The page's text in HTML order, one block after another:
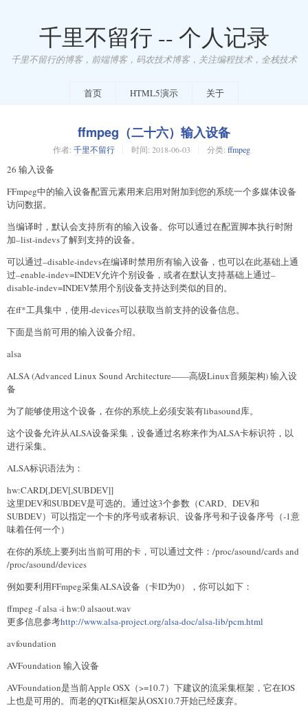
千里不留行 -- 个人记录
千里不留行的博客，前端博客，码农技术博客，关注编程技术，全栈技术
首页 HTML5演示 关于
ffmpeg（二十六）输入设备
作者: 千里不留行 时间: 2018-06-03 分类: ffmpeg
26 输入设备
FFmpeg中的输入设备配置元素用来启用对附加到您的系统一个多媒体设备
访问数据。
当编译时，默认会支持所有的输入设备。你可以通过在配置脚本执行时附
加–list-indevs了解到支持的设备。
可以通过–disable-indevs在编译时禁用所有输入设备，也可以在此基础上通
过–enable-indev=INDEV允许个别设备，或者在默认支持基础上通过–
disable-indev=INDEV禁用个别设备支持达到类似的目的。
在ff*工具集中，使用-devices可以获取当前支持的设备信息。
下面是当前可用的输入设备介绍。
alsa
ALSA (Advanced Linux Sound Architecture——高级Linux音频架构) 输入设
备
为了能够使用这个设备，在你的系统上必须安装有libasound库。
这个设备允许从ALSA设备采集，设备通过名称来作为ALSA卡标识符，以
进行采集。
ALSA标识语法为：
hw:CARD[,DEV[,SUBDEV]]
这里DEV和SUBDEV是可选的。通过这3个参数（CARD、DEV和
SUBDEV）可以指定一个卡的序号或者标识、设备序号和子设备序号（-1意
味着任何一个）
在你的系统上要列出当前可用的卡，可以通过文件：/proc/asound/cards and
/proc/asound/devices
例如要利用FFmpeg采集ALSA设备（卡ID为0），你可以如下：
ffmpeg -f alsa -i hw:0 alsaout.wav
更多信息参考http://www.alsa-project.org/alsa-doc/alsa-lib/pcm.html
avfoundation
AVFoundation 输入设备
AVFoundation是当前Apple OSX（>=10.7）下建议的流采集框架，它在IOS
上也是可用的。而老的QTKit框架从OSX10.7开始已经废弃。